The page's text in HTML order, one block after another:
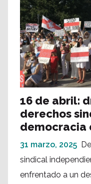
16 de abril:
derechos
democracia
31 marzo, 2025
sindical
enfrentado a un